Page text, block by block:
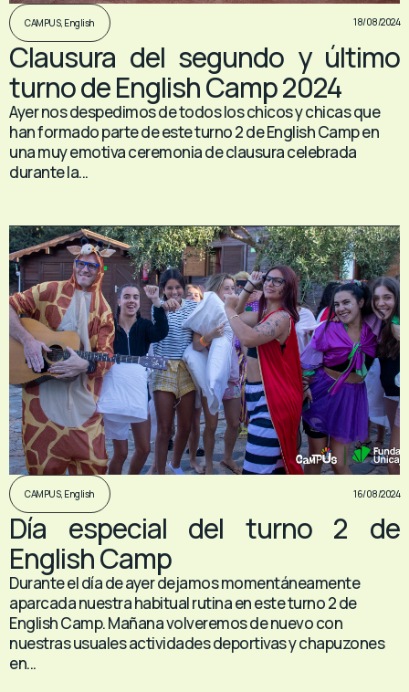
CAMPUS, English 18/08/2024
Clausura del segundo y último
turno de English Camp 2024
Ayer nos despedimos de todos los chicos y chicas que
han formado parte de este turno 2 de English Camp en
una muy emotiva ceremonia de clausura celebrada
durante la...
CAMPUS, English 16/08/2024
Día especial del turno 2 de
English Camp
Durante el día de ayer dejamos momentáneamente
aparcada nuestra habitual rutina en este turno 2 de
English Camp. Mañana volveremos de nuevo con
nuestras usuales actividades deportivas y chapuzones
en...